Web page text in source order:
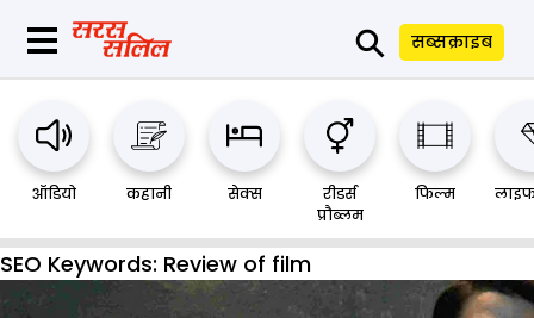
⚲ सब्सक्राइब
ऑडियो कहानी सेक्स
रीडर्स
प्रौब्लम
फिल्म
SEO Keywords: Review of film